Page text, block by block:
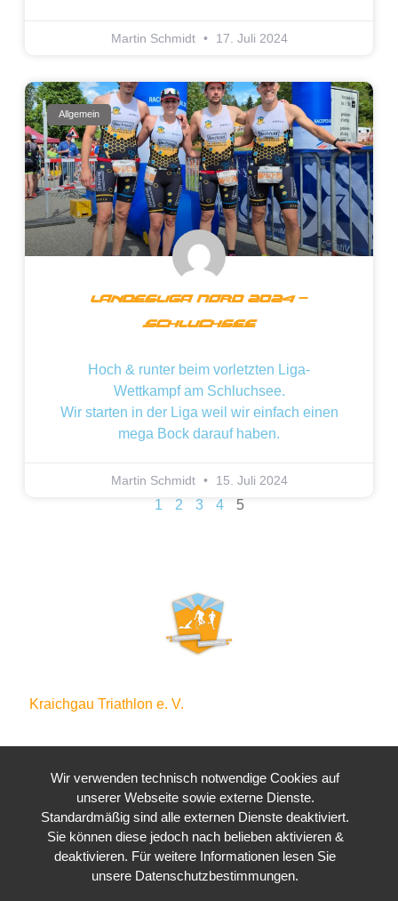
Martin Schmidt 17. Juli 2024
Allgemein
Landesliga Nord 2024 –
Schluchsee
Hoch & runter beim vorletzten Liga-
Wettkampf am Schluchsee.
Wir starten in der Liga weil wir einfach einen
mega Bock darauf haben.
Martin Schmidt 15. Juli 2024
1 2 3 4 5
Kraichgau Triathlon e. V.
76646 Bruchsal
Wir verwenden technisch notwendige Cookies auf
unserer Webseite sowie externe Dienste.
Standardmäßig sind alle externen Dienste deaktiviert.
Sie können diese jedoch nach belieben aktivieren &
deaktivieren. Für weitere Informationen lesen Sie
unsere Datenschutzbestimmungen.